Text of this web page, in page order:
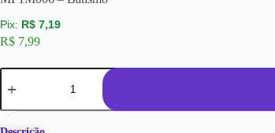
R$ 7,19
R$ 7,99